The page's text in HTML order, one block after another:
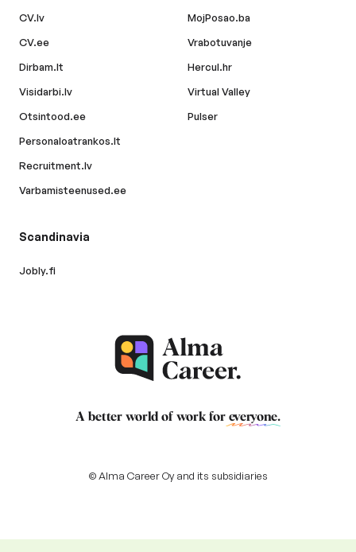
CV.lv
CV.ee
Dirbam.lt
Visidarbi.lv
Otsintood.ee
Personaloatrankos.lt
Recruitment.lv
Varbamisteenused.ee
MojPosao.ba
Vrabotuvanje
Hercul.hr
Virtual Valley
Pulser
Scandinavia
Jobly.fi
A better world of work for everyone.
© Alma Career Oy and its subsidiaries